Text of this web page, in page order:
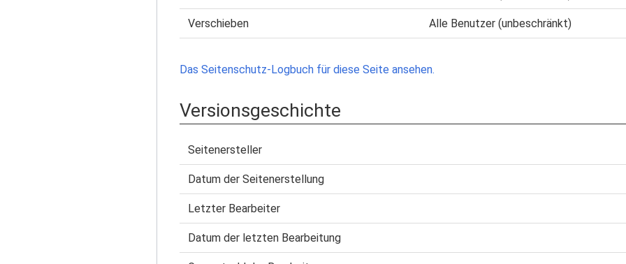
Verschieben Alle Benutzer (unbeschränkt)
Das Seitenschutz-Logbuch für diese Seite ansehen.
Versionsgeschichte
Seitenersteller
Datum der Seitenerstellung
Letzter Bearbeiter
Datum der letzten Bearbeitung